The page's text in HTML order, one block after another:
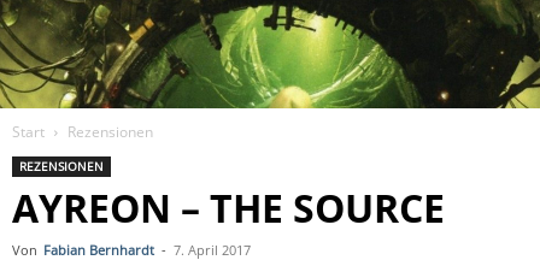
Start Rezensionen
REZENSIONEN
AYREON – THE SOURCE
Von Fabian Bernhardt - 7. April 2017